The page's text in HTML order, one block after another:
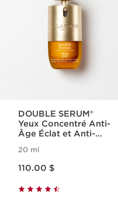
DOUBLE SERUM®
Yeux Concentré Anti-
Âge Éclat et Anti-
20 ml
110.00 $